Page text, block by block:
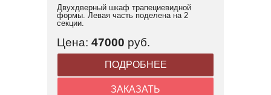
Двухдверный шкаф трапециевидной
формы. Левая часть поделена на 2
секции.
Цена: 47000 руб.
ПОДРОБНЕЕ
ЗАКАЗАТЬ